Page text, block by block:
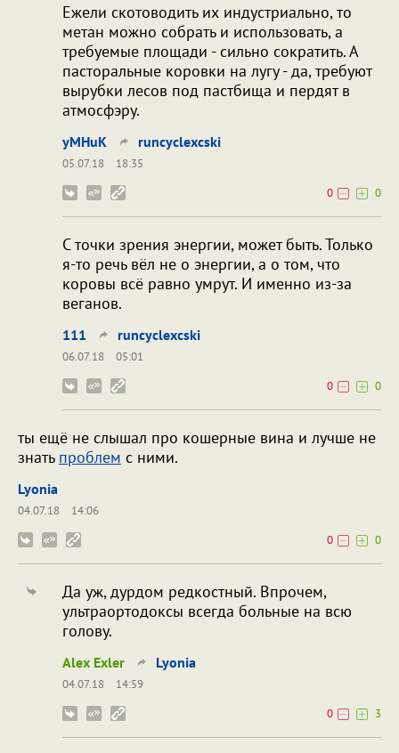
Ежели скотоводить их индустриально, то
метан можно собрать и использовать, а
требуемые площади - сильно сократить. А
пасторальные коровки на лугу - да, требуют
вырубки лесов под пастбища и пердят в
атмосфэру.
yMHuK runcyclexcski
05.07.18
18:35
0
0
С точки зрения энергии, может быть. Только
я-то речь вёл не о энергии, а о том, что
коровы всё равно умрут. И именно из-за
веганов.
111 runcyclexcski
06.07.18
05:01
0
0
ты ещё не слышал про кошерные вина и лучше не
знать проблем с ними.
Lyonia
04.07.18
14:06
0
0
Да уж, дурдом редкостный. Впрочем,
ультраортодоксы всегда больные на всю
голову.
Alex Exler Lyonia
04.07.18
14:59
0
3